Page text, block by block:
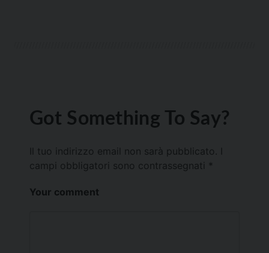
Got Something To Say?
Il tuo indirizzo email non sarà pubblicato.
campi obbligatori sono contrassegnati *
Your comment